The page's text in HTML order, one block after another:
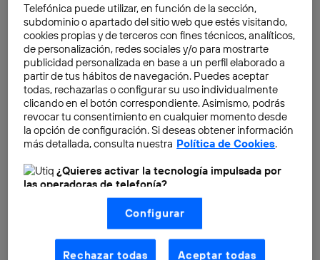
Telefónica puede utilizar, en función de la sección,
subdominio o apartado del sitio web que estés visitando,
cookies propias y de terceros con fines técnicos, analíticos,
de personalización, redes sociales y/o para mostrarte
publicidad personalizada en base a un perfil elaborado a
partir de tus hábitos de navegación. Puedes aceptar
todas, rechazarlas o configurar su uso individualmente
clicando en el botón correspondiente. Asimismo, podrás
revocar tu consentimiento en cualquier momento desde
la opción de configuración. Si deseas obtener información
más detallada, consulta nuestra Política de Cookies.
¿Quieres activar la tecnología impulsada por
las operadoras de telefonía?
Nosotros, Telefónica S.A., utilizamos la tecnología Utiq para
realizar nuestras acciones de marketing digital o análisis
(como se describe en este aviso de consentimiento)
basadas en tu navegación en nuestra(s) web(s)
aquí(solo cuando utilizas una conexión a
Configurar
Rechazar todas Aceptar todas